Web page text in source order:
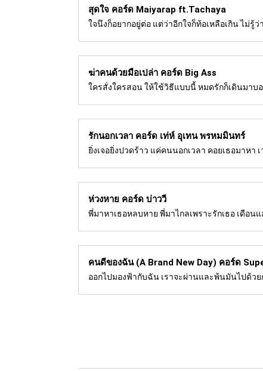
สุดใจ คอร์ด Maiyarap ft.Tachaya
ใจนึงก็อยากอยู่ต่อ แต่ว่าอีกใจก็ท้อเหลือเกิน ไม่รู้ว่
ฆ่าคนด้วยมือเปล่า คอร์ด Big Ass
ใครสั่งใครสอน ให้ใช้วิธีแบบนี้ หมดรักก็เดินมาบ
รักนอกเวลา คอร์ด เท่ห์ อุเทน พรหมมินทร์
ยิ่งเจอยิ่งปวดร้าว แค่คนนอกเวลา คอยเธอมาหา
ห่วงหาย คอร์ด บ่าววี
พี่มาหาเธอหลบหาย พี่มาไกลเพราะรักเธอ เดือน
คนดีของฉัน (A Brand New Day) คอร์ด
ออกไปมองฟ้ากับฉัน เราจะผ่านและพ้นมันไปด้ว